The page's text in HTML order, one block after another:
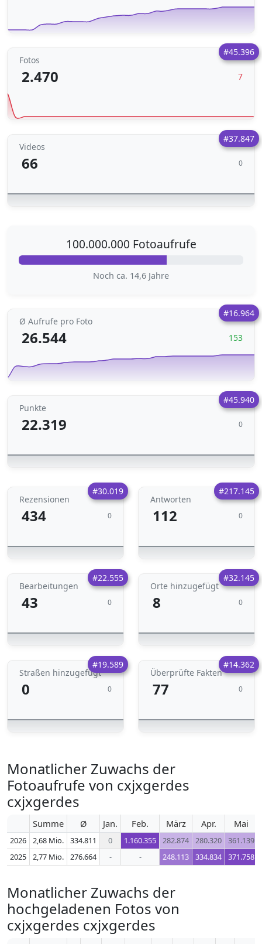
#45.396
Fotos
2.470 7
#37.847
Videos
66 0
100.000.000 Fotoaufrufe
Noch ca. 14,6 Jahre
#16.964
Ø Aufrufe pro Foto
26.544 153
#45.940
Punkte
22.319 0
#30.019
Rezensionen
434 0
#217.145
Antworten
112 0
#22.555
Bearbeitungen
43 0
#32.145
Orte hinzugefügt
8 0
#19.589
Straßen hinzugefügt
0 0
#14.362
Überprüfte Fakten
77 0
Monatlicher Zuwachs der
Fotoaufrufe von cxjxgerdes
cxjxgerdes
Summe Ø Jan. Feb. März Apr. Mai
2026 2,68 Mio. 334.811 0 1.160.355 282.874 280.320 361.139
2025
2,77 Mio. 276.664 - - 248.113 334.834 371.758
Monatlicher Zuwachs der
hochgeladenen Fotos von
cxjxgerdes cxjxgerdes